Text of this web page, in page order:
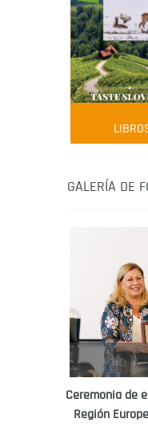
Robert
Food
WORLD
GALERÍA DE
Ceremonia de
Región